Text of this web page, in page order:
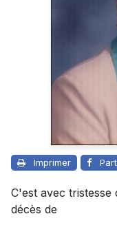
Imprimer
C'est avec
décès de